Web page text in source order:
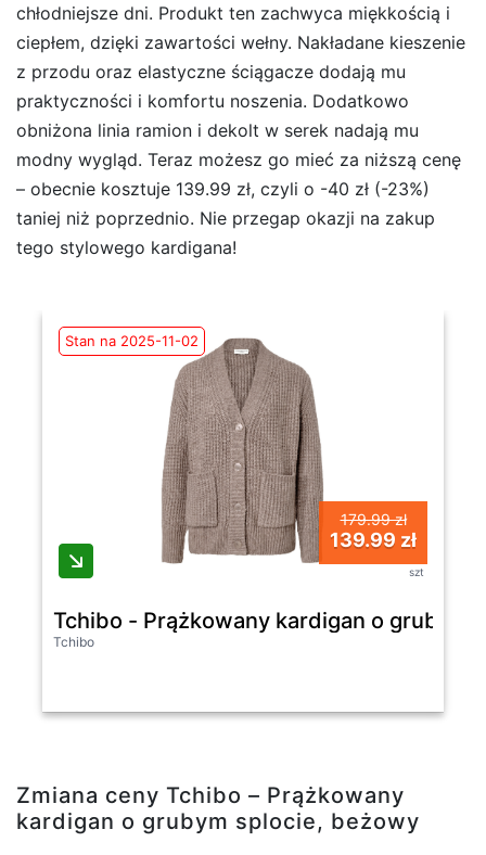
chłodniejsze dni. Produkt ten zachwyca miękkością i
ciepłem, dzięki zawartości wełny. Nakładane kieszenie
z przodu oraz elastyczne ściągacze dodają mu
praktyczności i komfortu noszenia. Dodatkowo
obniżona linia ramion i dekolt w serek nadają mu
modny wygląd. Teraz możesz go mieć za niższą cenę
– obecnie kosztuje 139.99 zł, czyli o -40 zł (-23%)
taniej niż poprzednio. Nie przegap okazji na zakup
tego stylowego kardigana!
Stan na 2025-11-02
179.99 zł
139.99 zł
szt
Tchibo - Prążkowany kardigan o grubym
Tchibo
Zmiana ceny Tchibo – Prążkowany
kardigan o grubym splocie, beżowy